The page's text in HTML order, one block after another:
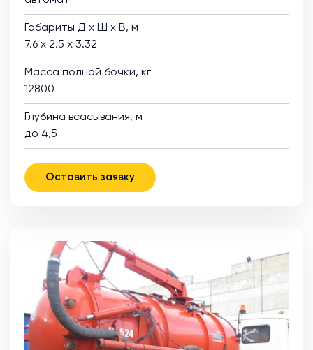
Габариты Д х Ш х В, м
7.6 х 2.5 х 3.32
Масса полной бочки, кг
12800
Глубина всасывания, м
до 4,5
Оставить заявку